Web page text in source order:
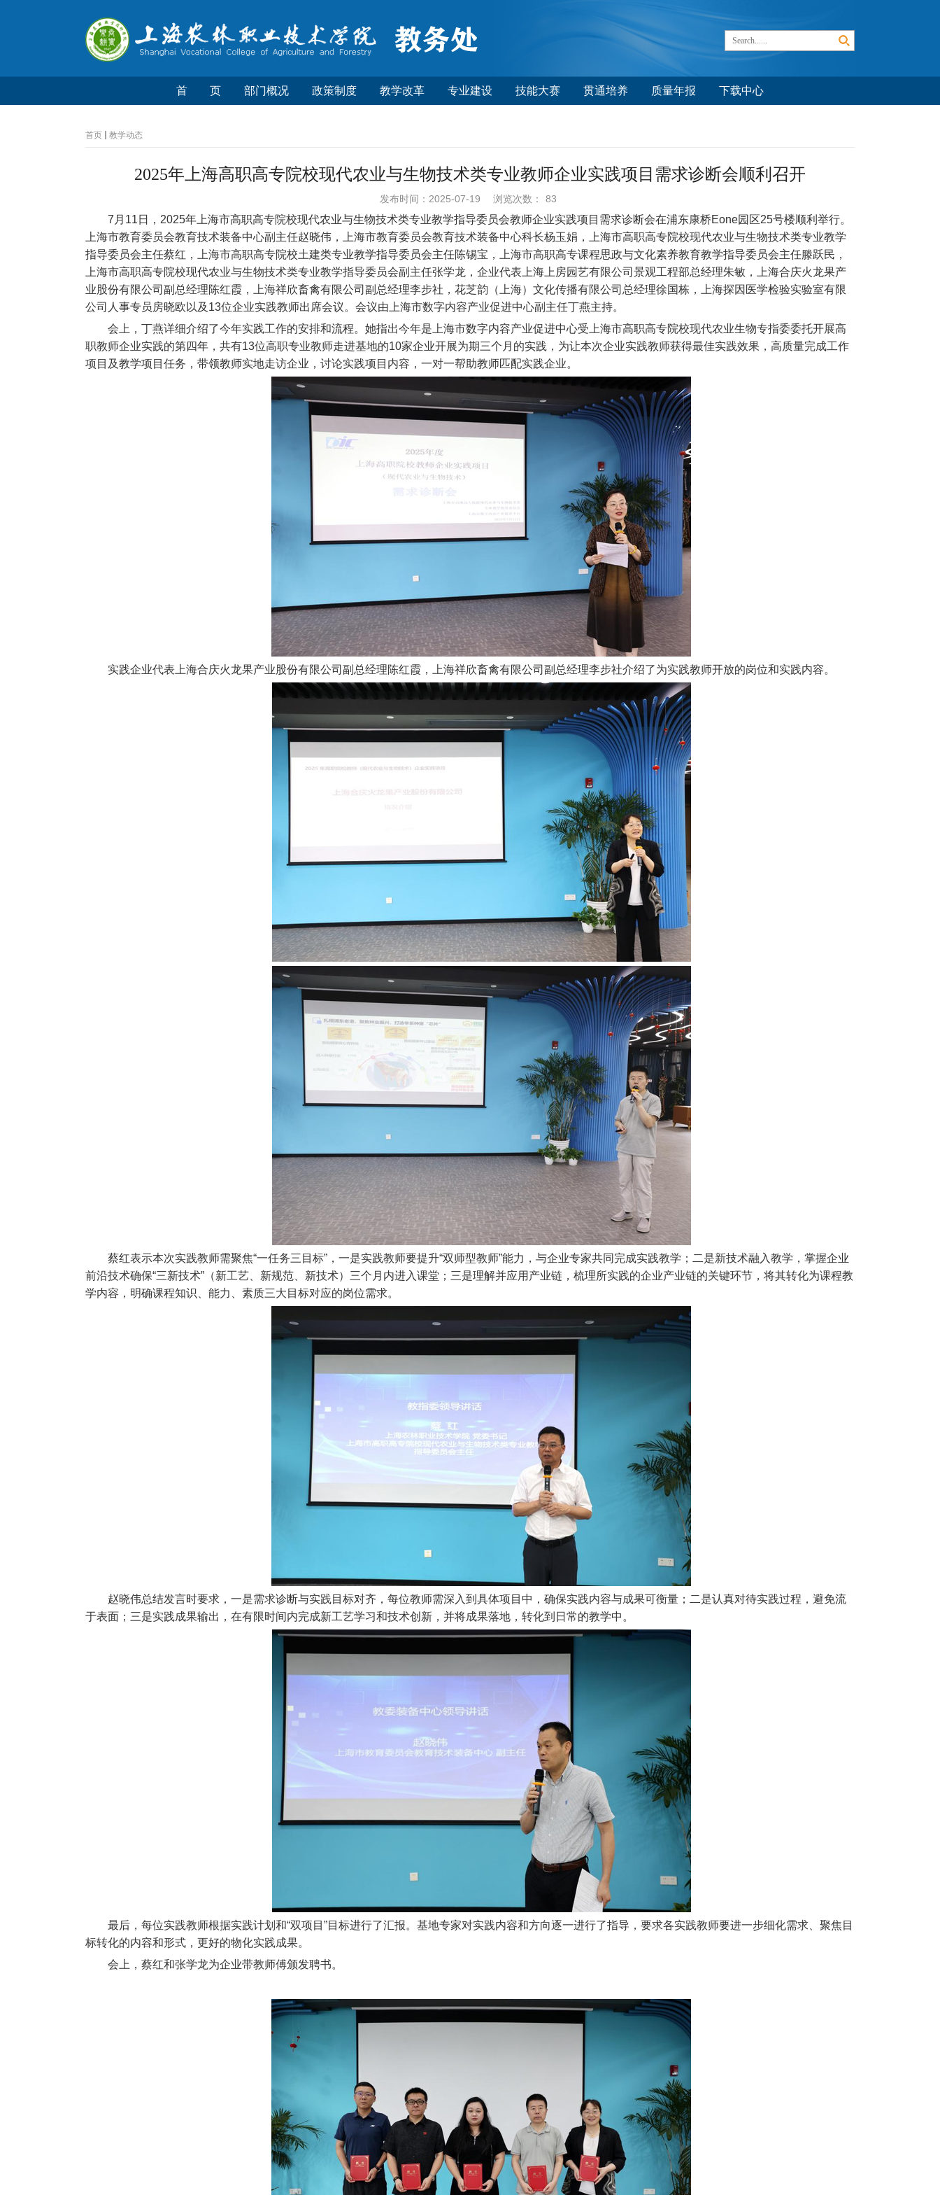
首 页 部门概况 政策制度 教学改革 专业建设 技能大赛 贯通培养 质量年报 下载中心
首页 教学动态
2025年上海高职高专院校现代农业与生物技术类专业教师企业实践项目需求诊断会顺利召开
发布时间：2025-07-19 浏览次数： 83
7月11日，2025年上海市高职高专院校现代农业与生物技术类专业教学指导委员会教师企业实践项目需求诊断会在浦东康桥Eone园区25号楼顺利举行。
上海市教育委员会教育技术装备中心副主任赵晓伟，上海市教育委员会教育技术装备中心科长杨玉娟，上海市高职高专院校现代农业与生物技术类专业教学
指导委员会主任蔡红，上海市高职高专院校土建类专业教学指导委员会主任陈锡宝，上海市高职高专课程思政与文化素养教育教学指导委员会主任滕跃民，
上海市高职高专院校现代农业与生物技术类专业教学指导委员会副主任张学龙，企业代表上海上房园艺有限公司景观工程部总经理朱敏，上海合庆火龙果产
业股份有限公司副总经理陈红霞，上海祥欣畜禽有限公司副总经理李步社，花芝韵（上海）文化传播有限公司总经理徐国栋，上海探因医学检验实验室有限
公司人事专员房晓欧以及13位企业实践教师出席会议。会议由上海市数字内容产业促进中心副主任丁燕主持。
会上，丁燕详细介绍了今年实践工作的安排和流程。她指出今年是上海市数字内容产业促进中心受上海市高职高专院校现代农业生物专指委委托开展高
职教师企业实践的第四年，共有13位高职专业教师走进基地的10家企业开展为期三个月的实践，为让本次企业实践教师获得最佳实践效果，高质量完成工作
项目及教学项目任务，带领教师实地走访企业，讨论实践项目内容，一对一帮助教师匹配实践企业。
实践企业代表上海合庆火龙果产业股份有限公司副总经理陈红霞，上海祥欣畜禽有限公司副总经理李步社介绍了为实践教师开放的岗位和实践内容。
蔡红表示本次实践教师需聚焦“一任务三目标”，一是实践教师要提升“双师型教师”能力，与企业专家共同完成实践教学；二是新技术融入教学，掌握企业
前沿技术确保“三新技术”（新工艺、新规范、新技术）三个月内进入课堂；三是理解并应用产业链，梳理所实践的企业产业链的关键环节，将其转化为课程教
学内容，明确课程知识、能力、素质三大目标对应的岗位需求。
赵晓伟总结发言时要求，一是需求诊断与实践目标对齐，每位教师需深入到具体项目中，确保实践内容与成果可衡量；二是认真对待实践过程，避免流
于表面；三是实践成果输出，在有限时间内完成新工艺学习和技术创新，并将成果落地，转化到日常的教学中。
最后，每位实践教师根据实践计划和“双项目”目标进行了汇报。基地专家对实践内容和方向逐一进行了指导，要求各实践教师要进一步细化需求、聚焦目
标转化的内容和形式，更好的物化实践成果。
会上，蔡红和张学龙为企业带教师傅颁发聘书。